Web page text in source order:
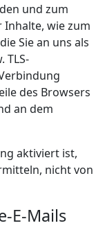
und zum
wie zum
Sie an uns als
TLS-
des Browsers
an dem
aktiviert ist,
nicht von
E-Mails